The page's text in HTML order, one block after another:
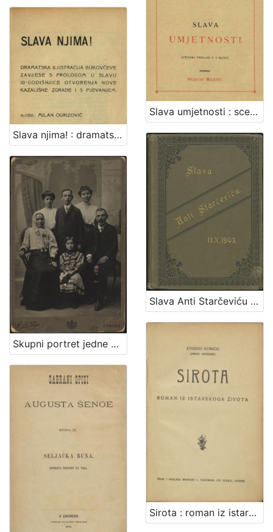
Slava umjetnosti : scenski prolog u 3 slike : povodom otvoranja novog Hrvatskog zemaljskog kazališta u prisutnosti Njegova Apost. Veličanstva Kralja Franje Josipa I, dne. 14. listopada 1895. / napisao Stjepan Miletić ; glazbu skladao Ivan pl. Zajc
Slava njima! : dramatska ilustracija Bukovčeve zavjese s prologom u slavu 10-godišnjice otvorenja nove kazališne zgrade i s pjevanjem / složio Milan Ogrizović
Slava Anti Starčeviću : spomen-listak prigodom odkrića njegovog nadgrobnog spomenika u Šestinah 11.X.1903.
Skupni portret jedne obitelji / S. Weinrich
Sirota : roman iz istarskog života / Evgenij Kumičić (Jenio Sisolski)